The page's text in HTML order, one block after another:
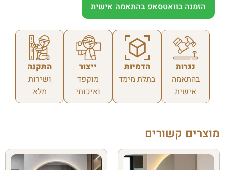
הזמנה בוואטסאפ בהתאמה אישית
נגרות
בהתאמה
אישית
הדמיות
בתלת מימד
ייצור
מוקפד
ואיכותי
התקנה
ושירות
מלא
מוצרים קשורים